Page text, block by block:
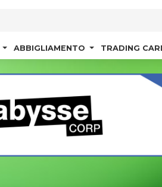
ABBIGLIAMENTO TRADING